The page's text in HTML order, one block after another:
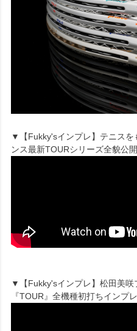
▼【Fukky'sインプレ】テニスを
ンス最新TOURシリーズ全貌公開
▼【Fukky'sインプレ】松田美咲
『TOUR』全機種初打ちインプレ